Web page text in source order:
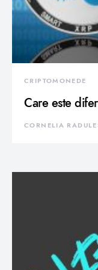
CRIPTOMONEDE
Care este
CORNELIA